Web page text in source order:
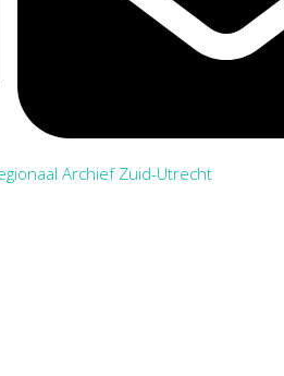
Archief Zuid-Utrecht